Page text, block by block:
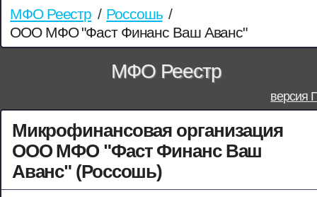
МФО Реестр / Россошь /
ООО МФО "Фаст Финанс Ваш Аванс"
МФО Реестр
версия
Микрофинансовая организация
ООО МФО "Фаст Финанс Ваш
Аванс" (Россошь)